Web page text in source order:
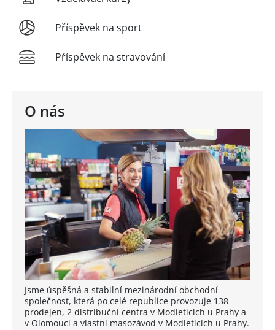
O nás
Jsme úspěšná a stabilní mezinárodní obchodní
společnost, která po celé republice provozuje 138
prodejen, 2 distribuční centra v Modleticích u Prahy a
v Olomouci a vlastní masozávod v Modleticích u Prahy.
Příspěvek na sport
Příspěvek na stravování